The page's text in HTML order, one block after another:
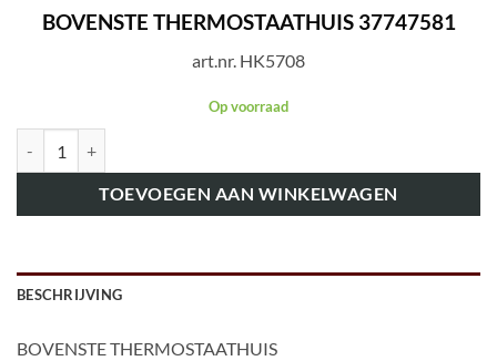
BOVENSTE THERMOSTAATHUIS 37747581
art.nr. HK5708
Op voorraad
TOEVOEGEN AAN WINKELWAGEN
BESCHRIJVING
BOVENSTE THERMOSTAATHUIS